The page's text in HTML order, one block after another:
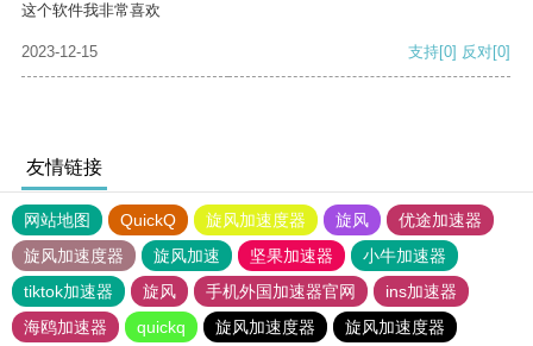
这个软件我非常喜欢
2023-12-15 支持[0] 反对[0]
友情链接
网站地图 QuickQ 旋风加速度器 旋风
优途加速器
旋风加速度器
旋风加速 坚果加速器
小牛加速器
tiktok加速器
旋风 手机外国加速器官网
ins加速器
海鸥加速器
quickq 旋风加速度器 旋风加速度器